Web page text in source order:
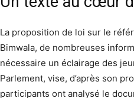
La proposition de loi sur le
Bimwala, de nombreuses
nécessaire un éclairage des
Parlement, vise, d’après son
participants ont analysé le